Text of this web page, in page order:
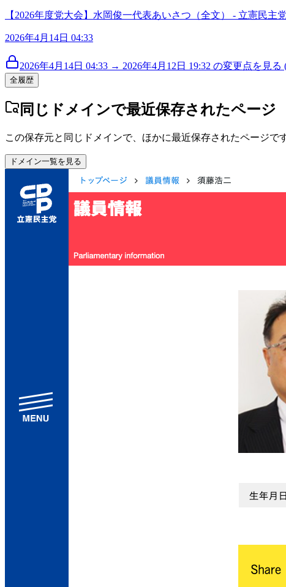
【2026年度党大会】水岡俊一代表あいさつ（全文） - 立憲民主党
2026年4月14日 04:33
2026年4月14日 04:33 → 2026年4月12日 19:32 の変更点を見る
全履歴
同じドメインで最近保存されたページ
この保存元と同じドメインで、ほかに最近保存されたページです
ドメイン一覧を見る